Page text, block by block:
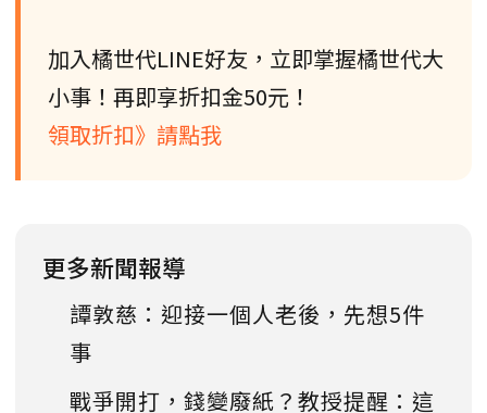
加入橘世代LINE好友，立即掌握橘世代大
小事！再即享折扣金50元！
領取折扣》請點我
更多新聞報導
譚敦慈：迎接一個人老後，先想5件
事
戰爭開打，錢變廢紙？教授提醒：這